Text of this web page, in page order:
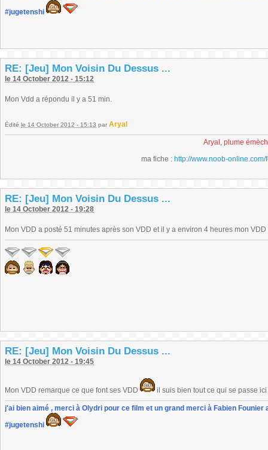
#jugetenshi
RE: [Jeu] Mon Voisin Du Dessus ...
le 14 October 2012 - 15:12
Mon Vdd a répondu il y a 51 min.
Édité le 14 October 2012 - 15:13 par Aryal
Aryal, plume
ma fiche : http://www.noob-
RE: [Jeu] Mon Voisin Du Dessus ...
le 14 October 2012 - 19:28
Mon VDD a posté 51 minutes après son VDD et il y a environ 4 heures mon
RE: [Jeu] Mon Voisin Du Dessus ...
le 14 October 2012 - 19:45
Mon VDD remarque ce que font ses VDD il suis bien tout ce qui se passe ici
j'ai bien aimé , merci à Olydri pour ce film et un grand merci à Fabien
#jugetenshi